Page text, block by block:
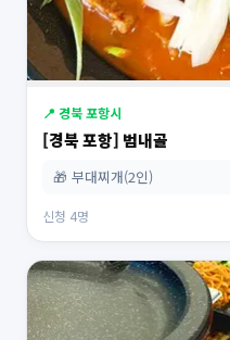
📍 경북 포항시
[경북 포항] 범내골
🎁 부대찌개(2인)
신청 4명